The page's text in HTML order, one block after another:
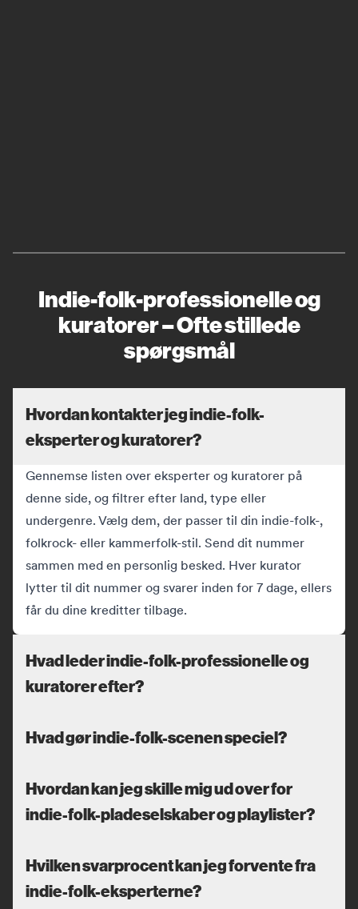
Indie-folk-professionelle og
kuratorer – Ofte stillede
spørgsmål
Hvordan kontakter jeg indie-folk-
eksperter og kuratorer?
Gennemse listen over eksperter og kuratorer på
denne side, og filtrer efter land, type eller
undergenre. Vælg dem, der passer til din indie-folk-,
folkrock- eller kammerfolk-stil. Send dit nummer
sammen med en personlig besked. Hver kurator
lytter til dit nummer og svarer inden for 7 dage, ellers
får du dine kreditter tilbage.
Hvad leder indie-folk-professionelle og
kuratorer efter?
Hvad gør indie-folk-scenen speciel?
Hvordan kan jeg skille mig ud over for
indie-folk-pladeselskaber og playlister?
Hvilken svarprocent kan jeg forvente fra
indie-folk-eksperterne?